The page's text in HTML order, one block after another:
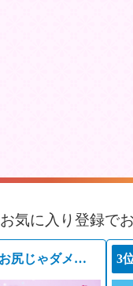
お気に入り登録で
えっちなお尻じゃダメですか？ 3